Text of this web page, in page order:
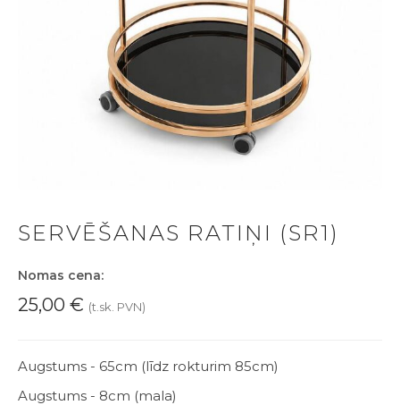
SERVĒŠANAS RATIŅI (SR1)
Nomas cena:
25,00 € (t.sk. PVN)
Augstums - 65cm (līdz rokturim 85cm)
Augstums - 8cm (mala)